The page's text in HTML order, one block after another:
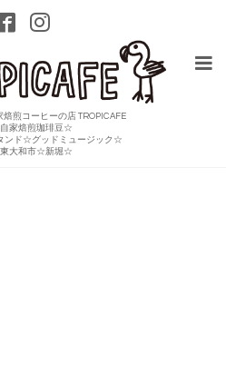
煎コーヒーの店 TROPICAFE
焙煎珈琲豆☆
ド☆グッドミュージック☆
和市☆新堀☆